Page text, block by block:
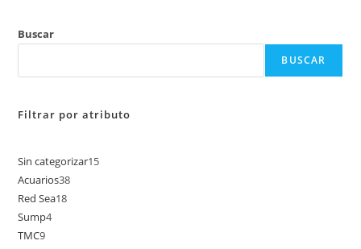
Buscar
BUSCAR
Filtrar por atributo
Sin categorizar1515
Acuarios3838
Red Sea1818
Sump44
TMC99